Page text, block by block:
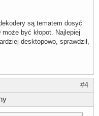
są tematem dosyć
być kłopot. Najlepiej
desktopowo, sprawdził,
#4